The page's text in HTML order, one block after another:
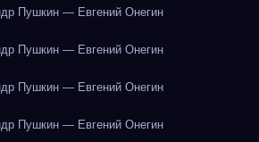
Пушкин — Евгений Онегин
Пушкин — Евгений Онегин
Пушкин — Евгений Онегин
Пушкин — Евгений Онегин